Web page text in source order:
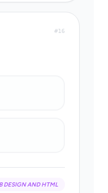
#16
DESIGN AND HTML